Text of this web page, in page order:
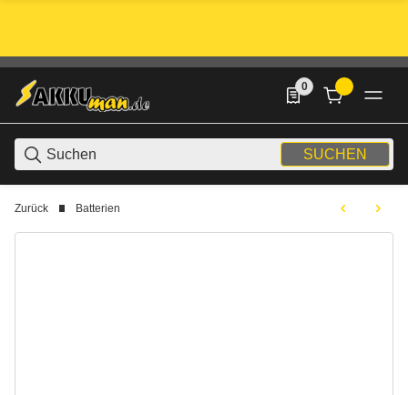
SUCHEN
0
0 Produkte in der
Zurück Batterien